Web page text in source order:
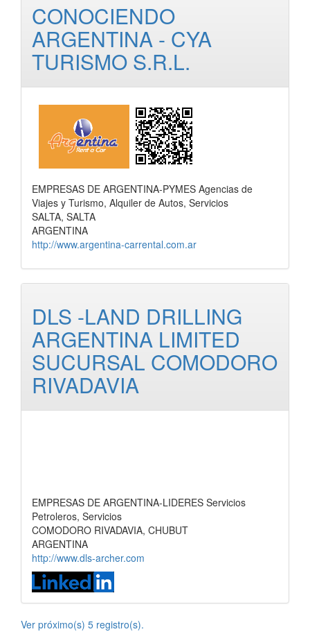
CONOCIENDO
ARGENTINA - CYA
TURISMO S.R.L.
EMPRESAS DE ARGENTINA-PYMES Agencias de
Viajes y Turismo, Alquiler de Autos, Servicios
SALTA, SALTA
ARGENTINA
http://www.argentina-carrental.com.ar
DLS -LAND DRILLING
ARGENTINA LIMITED
SUCURSAL COMODORO
RIVADAVIA
EMPRESAS DE ARGENTINA-LIDERES Servicios
Petroleros, Servicios
COMODORO RIVADAVIA, CHUBUT
ARGENTINA
http://www.dls-archer.com
Ver próximo(s) 5 registro(s).